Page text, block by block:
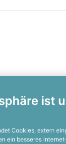
ist
Cookies, extern
ein besseres